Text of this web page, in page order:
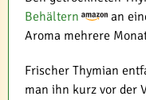
Behältern
an
Aroma mehrere
Frischer Thymian
man ihn kurz vor der